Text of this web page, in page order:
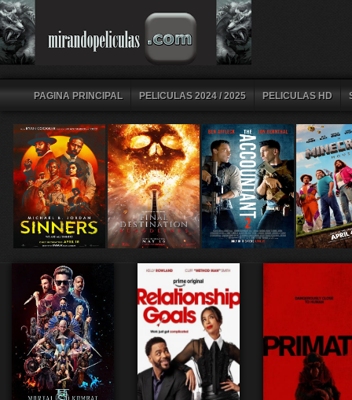
PAGINA PRINCIPAL PELICULAS 2024 / 2025 PELICULAS HD